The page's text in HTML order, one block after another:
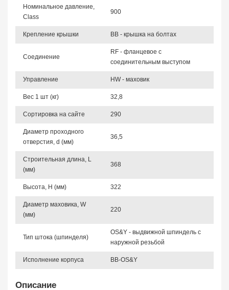
Номинальное давление,
Class
900
Крепление крышки BB - крышка на болтах
Соединение
RF - фланцевое с
соединительным выступом
Управление HW - маховик
Вес 1 шт (кг) 32,8
Сортировка на сайте 290
Диаметр проходного
отверстия, d (мм)
36,5
Строительная длина, L
(мм)
368
Высота, Н (мм) 322
Диаметр маховика, W
(мм)
220
Тип штока (шпинделя)
OS&Y - выдвижной шпиндель с
наружной резьбой
Исполнение корпуса BB-OS&Y
Описание